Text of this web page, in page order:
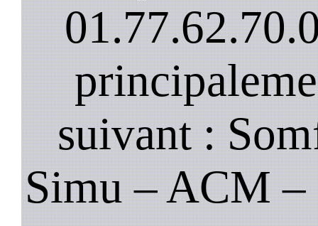
suivant :
Simu – ACM –